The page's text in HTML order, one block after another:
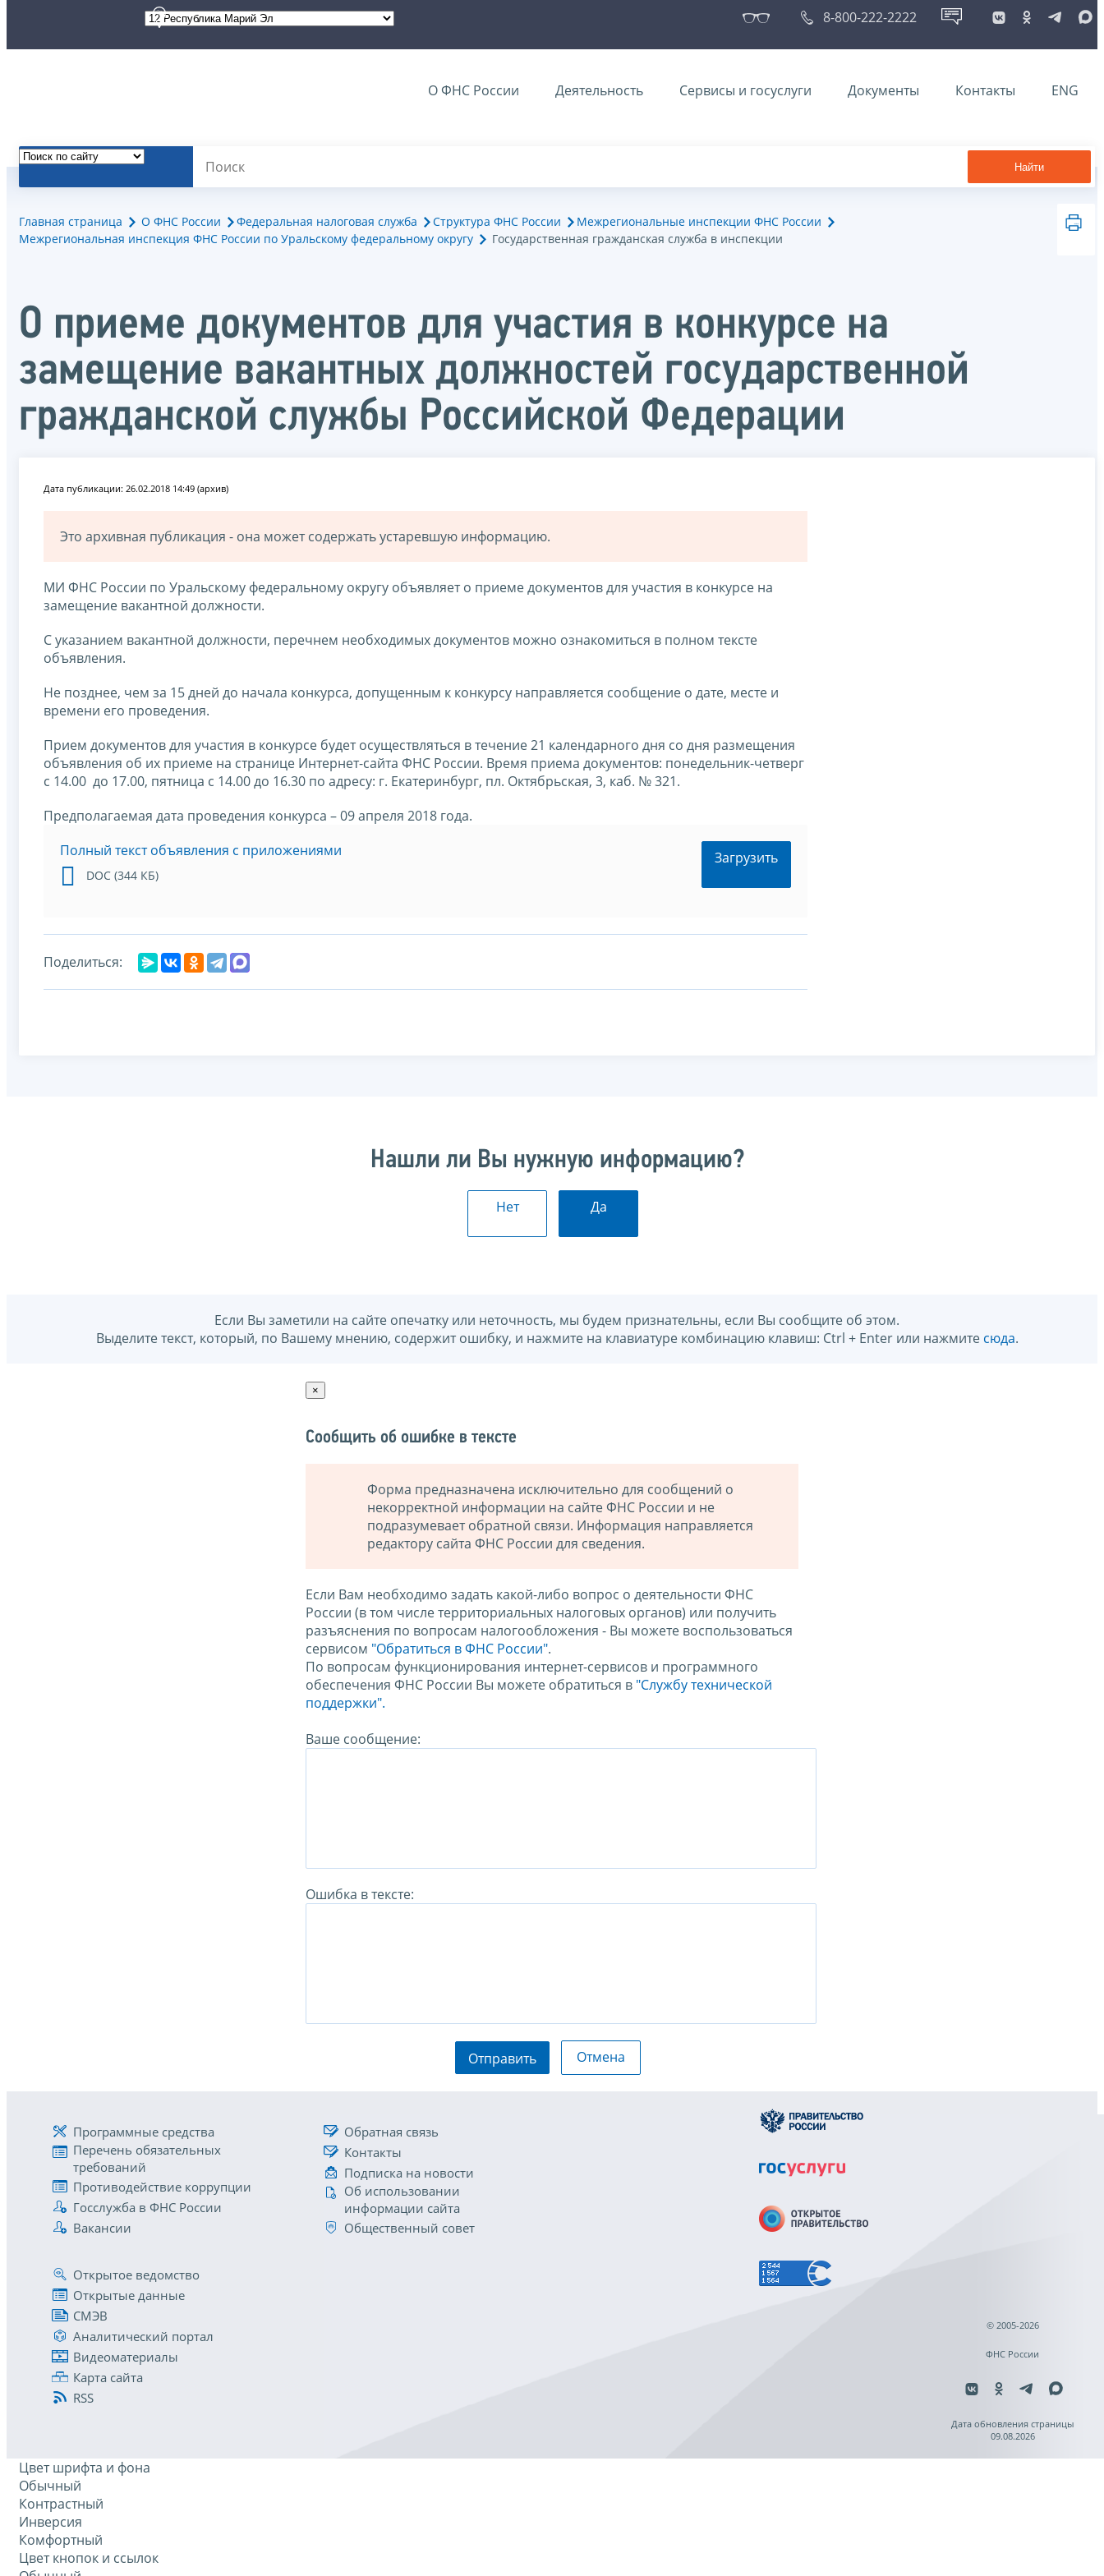
8-800-222-2222
О ФНС России Деятельность Сервисы и госуслуги Документы Контакты ENG
Найти
Главная страница О ФНС России Федеральная налоговая служба Структура ФНС России
Межрегиональные инспекции ФНС России
Межрегиональная инспекция ФНС России по Уральскому федеральному округу
Государственная гражданская служба в инспекции
О приеме документов для участия в конкурсе на
замещение вакантных должностей государственной
гражданской службы Российской Федерации
Дата публикации: 26.02.2018 14:49 (архив)
Это архивная публикация - она может содержать устаревшую информацию.
МИ ФНС России по Уральскому федеральному округу объявляет о приеме документов для участия в конкурсе на
замещение вакантной должности.
С указанием вакантной должности, перечнем необходимых документов можно ознакомиться в полном тексте
объявления.
Не позднее, чем за 15 дней до начала конкурса, допущенным к конкурсу направляется сообщение о дате, месте и
времени его проведения.
Прием документов для участия в конкурсе будет осуществляться в течение 21 календарного дня со дня размещения
объявления об их приеме на странице Интернет-сайта ФНС России. Время приема документов: понедельник-четверг
с 14.00 до 17.00, пятница с 14.00 до 16.30 по адресу: г. Екатеринбург, пл. Октябрьская, 3, каб. № 321.
Предполагаемая дата проведения конкурса – 09 апреля 2018 года.
Полный текст объявления с приложениями
DOC (344 КБ)
Загрузить
Поделиться:
Нашли ли Вы нужную информацию?
Нет Да
Если Вы заметили на сайте опечатку или неточность, мы будем признательны, если Вы сообщите об этом.
Выделите текст, который, по Вашему мнению, содержит ошибку, и нажмите на клавиатуре комбинацию клавиш: Ctrl + Enter или нажмите сюда.
×
Сообщить об ошибке в тексте
Форма предназначена исключительно для сообщений о
некорректной информации на сайте ФНС России и не
подразумевает обратной связи. Информация направляется
редактору сайта ФНС России для сведения.
Если Вам необходимо задать какой-либо вопрос о деятельности ФНС
России (в том числе территориальных налоговых органов) или получить
разъяснения по вопросам налогообложения - Вы можете воспользоваться
сервисом "Обратиться в ФНС России".
По вопросам функционирования интернет-сервисов и программного
обеспечения ФНС России Вы можете обратиться в "Службу технической
поддержки".
Ваше сообщение:
Ошибка в тексте:
Отправить Отмена
Программные средства
Перечень обязательных
требований
Противодействие коррупции
Госслужба в ФНС России
Вакансии
Обратная связь
Контакты
Подписка на новости
Об использовании
информации сайта
Общественный совет
Открытое ведомство
Открытые данные
СМЭВ
Аналитический портал
Видеоматериалы
Карта сайта
RSS
© 2005-2026
ФНС России
Дата обновления страницы
09.08.2026
Цвет шрифта и фона
Обычный
Контрастный
Инверсия
Комфортный
Цвет кнопок и ссылок